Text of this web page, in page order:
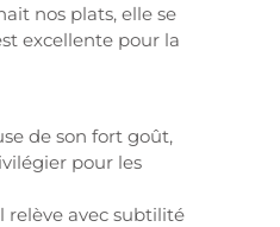
nos plats, elle se
excellente pour la
de son fort goût,
pour les
relève avec subtilité